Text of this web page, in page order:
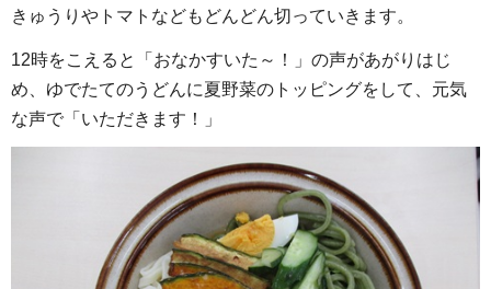
きゅうりやトマトなどもどんどん切っていきます。
12時をこえると「おなかすいた～！」の声があがりはじ
め、ゆでたてのうどんに夏野菜のトッピングをして、元気
な声で「いただきます！」